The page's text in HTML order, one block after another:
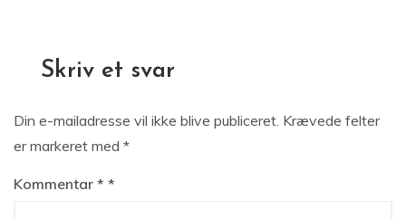
Skriv et svar
Din e-mailadresse vil ikke blive publiceret. Krævede felter
er markeret med *
Kommentar *